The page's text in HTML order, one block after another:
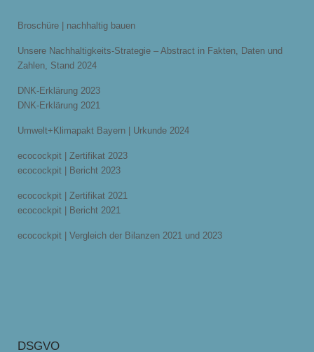
Broschüre | nachhaltig bauen
Unsere Nachhaltigkeits-Strategie – Abstract in Fakten, Daten und
Zahlen, Stand 2024
DNK-Erklärung 2023
DNK-Erklärung 2021
Umwelt+Klimapakt Bayern | Urkunde 2024
ecocockpit | Zertifikat 2023
ecocockpit | Bericht 2023
ecocockpit | Zertifikat 2021
ecocockpit | Bericht 2021
ecocockpit | Vergleich der Bilanzen 2021 und 2023
DSGVO